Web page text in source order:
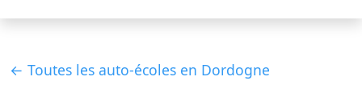
← Toutes les auto-écoles en Dordogne